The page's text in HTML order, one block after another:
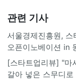
관련 기사
서울경제진흥원,
오픈이노베이션 in
[스타트업리뷰] "마
갈아 넣은 스무디